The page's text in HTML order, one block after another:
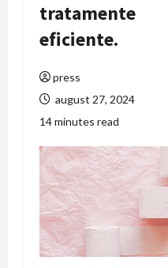
tratamente
eficiente.
press
august 27, 2024
14 minutes read